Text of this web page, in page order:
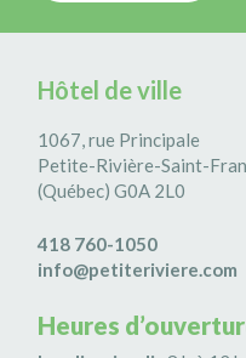
Hôtel de ville
1067, rue Principale
Petite-Rivière-Saint-
(Québec) G0A 2L0
418 760-1050
info@petiteriviere.com
Heures